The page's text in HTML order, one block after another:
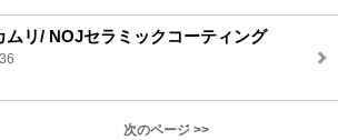
ムリ/ NOJセラミックコーティング
次のページ >>